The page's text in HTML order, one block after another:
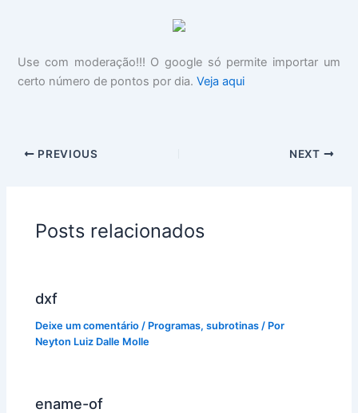
Use com moderação!!! O google só permite importar um
certo número de pontos por dia.Veja aqui
PREVIOUS NEXT
Posts relacionados
dxf
Deixe um comentário / Programas,subrotinas / Por
Neyton Luiz Dalle Molle
ename-of